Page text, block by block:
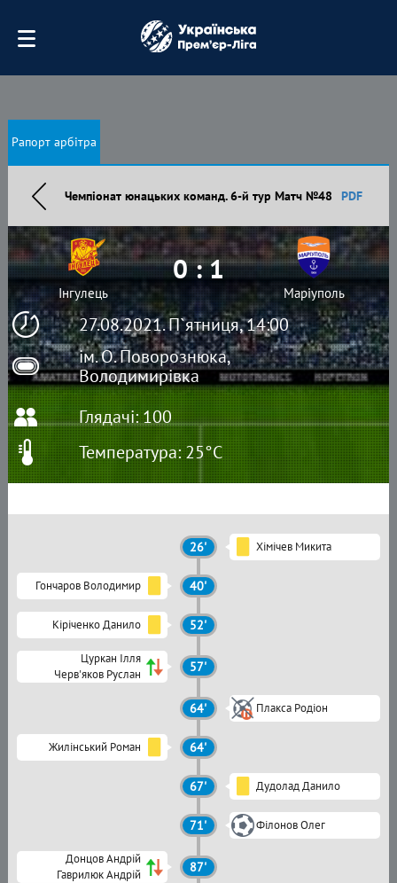
Рапорт арбітра
Чемпіонат юнацьких команд. 6-й тур Матч №48 PDF
27.08.2021. П`ятниця, 14:00
ім. О. Поворознюка,
Володимирівка
Інгулець
0 : 1
Маріуполь
Глядачі: 100
Температура: 25°C
26' Хімічев Микита
Гончаров Володимир 40'
Кіріченко Данило 52'
Цуркан Ілля
Черв'яков Руслан
57'
64' Плакса Родіон
Жилінський Роман 64'
67' Дудолад Данило
71' Філонов Олег
Донцов Андрій
Гаврилюк Андрій
87'